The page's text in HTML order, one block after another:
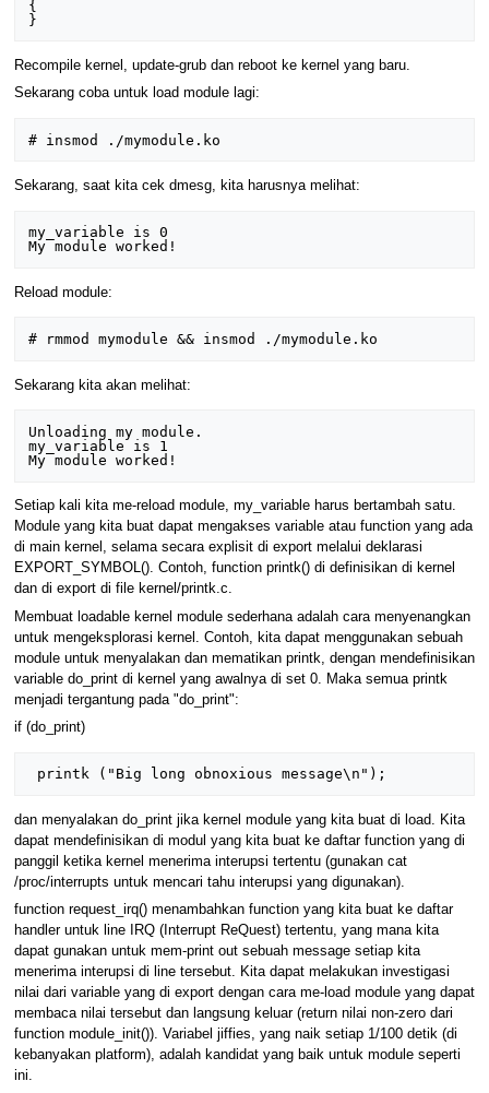
{
Recompile kernel, update-grub dan reboot ke kernel yang baru.
Sekarang coba untuk load module lagi:
Sekarang, saat kita cek dmesg, kita harusnya melihat:
my_variable is 0
Reload module:
Sekarang kita akan melihat:
Unloading my module.
my_variable is 1
Setiap kali kita me-reload module, my_variable harus bertambah satu.
Module yang kita buat dapat mengakses variable atau function yang ada
di main kernel, selama secara explisit di export melalui deklarasi
EXPORT_SYMBOL(). Contoh, function printk() di definisikan di kernel
dan di export di file kernel/printk.c.
Membuat loadable kernel module sederhana adalah cara menyenangkan
untuk mengeksplorasi kernel. Contoh, kita dapat menggunakan sebuah
module untuk menyalakan dan mematikan printk, dengan mendefinisikan
variable do_print di kernel yang awalnya di set 0. Maka semua printk
menjadi tergantung pada "do_print":
if (do_print)
dan menyalakan do_print jika kernel module yang kita buat di load. Kita
dapat mendefinisikan di modul yang kita buat ke daftar function yang di
panggil ketika kernel menerima interupsi tertentu (gunakan cat
/proc/interrupts untuk mencari tahu interupsi yang digunakan).
function request_irq() menambahkan function yang kita buat ke daftar
handler untuk line IRQ (Interrupt ReQuest) tertentu, yang mana kita
dapat gunakan untuk mem-print out sebuah message setiap kita
menerima interupsi di line tersebut. Kita dapat melakukan investigasi
nilai dari variable yang di export dengan cara me-load module yang dapat
membaca nilai tersebut dan langsung keluar (return nilai non-zero dari
function module_init()). Variabel jiffies, yang naik setiap 1/100 detik (di
kebanyakan platform), adalah kandidat yang baik untuk module seperti
ini.